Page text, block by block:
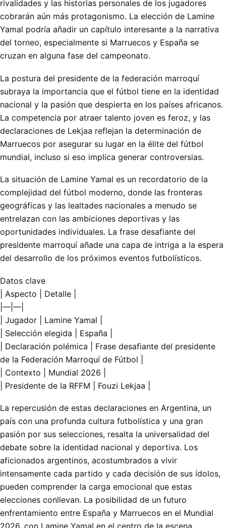
rivalidades y las historias personales de los jugadores
cobrarán aún más protagonismo. La elección de Lamine
Yamal podría añadir un capítulo interesante a la narrativa
del torneo, especialmente si Marruecos y España se
cruzan en alguna fase del campeonato.
La postura del presidente de la federación marroquí
subraya la importancia que el fútbol tiene en la identidad
nacional y la pasión que despierta en los países africanos.
La competencia por atraer talento joven es feroz, y las
declaraciones de Lekjaa reflejan la determinación de
Marruecos por asegurar su lugar en la élite del fútbol
mundial, incluso si eso implica generar controversias.
La situación de Lamine Yamal es un recordatorio de la
complejidad del fútbol moderno, donde las fronteras
geográficas y las lealtades nacionales a menudo se
entrelazan con las ambiciones deportivas y las
oportunidades individuales. La frase desafiante del
presidente marroquí añade una capa de intriga a la espera
del desarrollo de los próximos eventos futbolísticos.
Datos clave
| Aspecto | Detalle |
|—|—|
| Jugador | Lamine Yamal |
| Selección elegida | España |
| Declaración polémica | Frase desafiante del presidente
de la Federación Marroquí de Fútbol |
| Contexto | Mundial 2026 |
| Presidente de la RFFM | Fouzi Lekjaa |
La repercusión de estas declaraciones en Argentina, un
país con una profunda cultura futbolística y una gran
pasión por sus selecciones, resalta la universalidad del
debate sobre la identidad nacional y deportiva. Los
aficionados argentinos, acostumbrados a vivir
intensamente cada partido y cada decisión de sus ídolos,
pueden comprender la carga emocional que estas
elecciones conllevan. La posibilidad de un futuro
enfrentamiento entre España y Marruecos en el Mundial
2026, con Lamine Yamal en el centro de la escena,